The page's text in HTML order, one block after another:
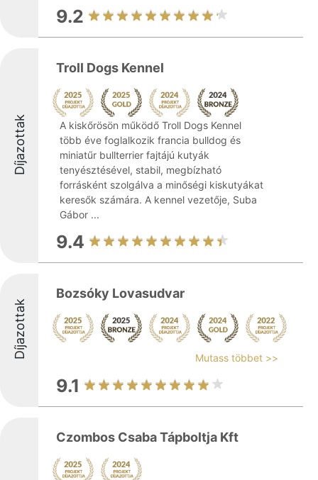
9.2
Díjazottak
Troll Dogs Kennel
A kiskőrösön működő Troll Dogs Kennel
több éve foglalkozik francia bulldog és
miniatűr bullterrier fajtájú kutyák
tenyésztésével, stabil, megbízható
forrásként szolgálva a minőségi kiskutyákat
keresők számára. A kennel vezetője, Suba
Gábor ...
9.4
Díjazottak
Bozsóky Lovasudvar
Mutass többet >>
9.1
Czombos Csaba Tápboltja Kft